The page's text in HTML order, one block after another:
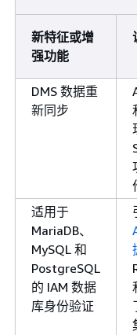
新特征或增
强功能
DMS 数据重
新同步
适用于
MariaDB、
MySQL 和
PostgreSQL
的 IAM 数据
库身份验证